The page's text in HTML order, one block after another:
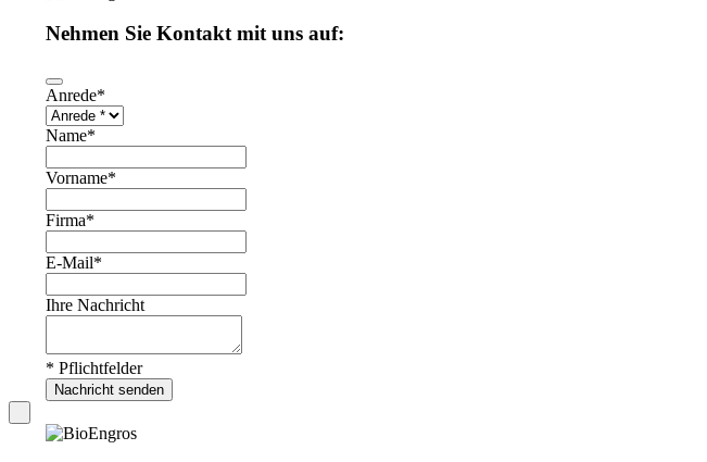
Nehmen Sie Kontakt mit uns auf:
Anrede*
Name*
Vorname*
Firma*
E-Mail*
Ihre Nachricht
* Pflichtfelder
Nachricht senden
Address*